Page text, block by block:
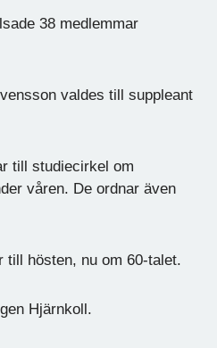
38 medlemmar
valdes till suppleant
till studiecirkel om
våren. De ordnar även
till hösten, nu om 60-talet.
Hjärnkoll.